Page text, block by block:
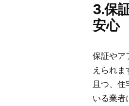
3.保
安心
保証やア
えられま
且つ、
いる業者